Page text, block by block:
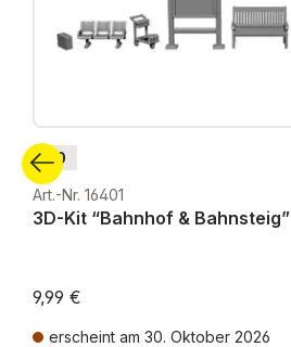
H0
Art.-Nr. 16401
3D-Kit “Bahnhof & Bahnsteig”
9,99 €
erscheint am 30. Oktober 2026